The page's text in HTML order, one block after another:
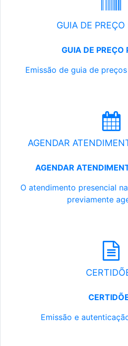
GUIA DE
GUIA DE PREÇO
Emissão de guia de
AGENDAR
AGENDAR
O atendimento presencial
previamente
Emissão e